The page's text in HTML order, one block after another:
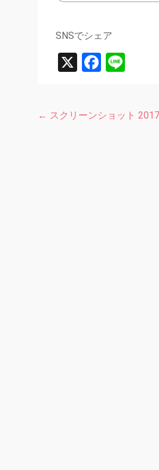
SNSでシェア
X
投
← スクリーンショット